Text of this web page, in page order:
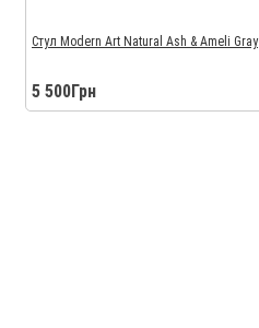
Стул Modern Art Natural Ash & Ameli Gray
5 500Грн